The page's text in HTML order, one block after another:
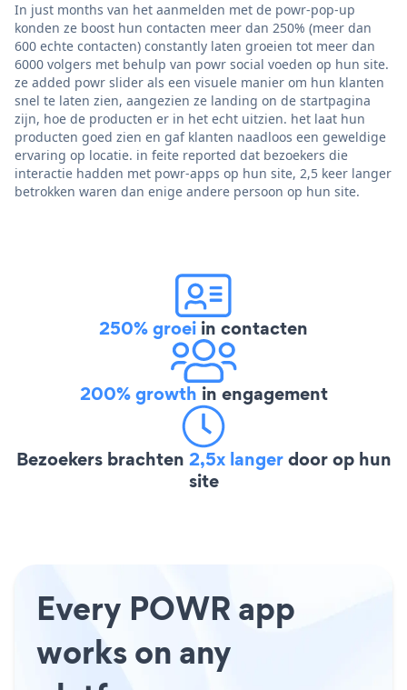
In just months van het aanmelden met de powr-pop-up
konden ze boost hun contacten meer dan 250% (meer dan
600 echte contacten) constantly laten groeien tot meer dan
6000 volgers met behulp van powr social voeden op hun site.
ze added powr slider als een visuele manier om hun klanten
snel te laten zien, aangezien ze landing on de startpagina
zijn, hoe de producten er in het echt uitzien. het laat hun
producten goed zien en gaf klanten naadloos een geweldige
ervaring op locatie. in feite reported dat bezoekers die
interactie hadden met powr-apps op hun site, 2,5 keer langer
betrokken waren dan enige andere persoon op hun site.
250% groei in contacten
200% growth in engagement
Bezoekers brachten 2,5x langerdoor op hun
site
Every POWR app
works on any